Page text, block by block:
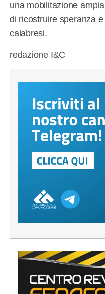
una mobilitazione
di ricostruire speranza
calabresi.
redazione I&C